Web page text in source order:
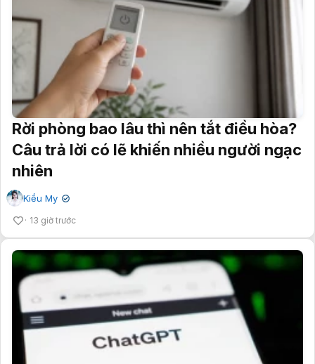
Rời phòng bao lâu thì nên tắt điều hòa?
Câu trả lời có lẽ khiến nhiều người ngạc
nhiên
Kiều My ✔
13 giờ trước